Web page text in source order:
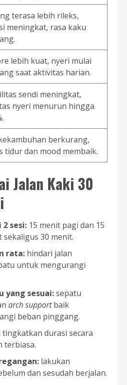
terasa lebih rileks,
meningkat, rasa kaku
lebih kuat, nyeri mulai
saat aktivitas harian.
sendi meningkat,
nyeri menurun hingga
berkurang,
tidur dan mood membaik.
Jalan Kaki 30
sesi: 15 menit pagi dan 15
30 menit.
rata: hindari jalan
untuk mengurangi
yang sesuai:sepatu
arch supportbaik
beban pinggang.
tingkatkan durasi secara
terbiasa.
lakukan
dan sesudah berjalan.